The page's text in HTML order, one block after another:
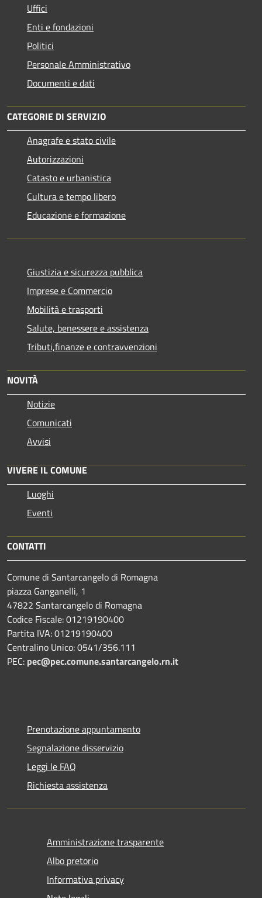
Uffici
Enti e fondazioni
Politici
Personale Amministrativo
Documenti e dati
CATEGORIE DI SERVIZIO
Anagrafe e stato civile
Autorizzazioni
Catasto e urbanistica
Cultura e tempo libero
Educazione e formazione
Giustizia e sicurezza pubblica
Imprese e Commercio
Mobilità e trasporti
Salute, benessere e assistenza
Tributi,finanze e contravvenzioni
NOVITÀ
Notizie
Comunicati
Avvisi
VIVERE IL COMUNE
Luoghi
Eventi
CONTATTI
Comune di Santarcangelo di Romagna
piazza Ganganelli, 1
47822 Santarcangelo di Romagna
Codice Fiscale: 01219190400
Partita IVA: 01219190400
Centralino Unico: 0541/356.111
PEC: pec@pec.comune.santarcangelo.rn.it
Prenotazione appuntamento
Segnalazione disservizio
Leggi le FAQ
Richiesta assistenza
Amministrazione trasparente
Albo pretorio
Informativa privacy